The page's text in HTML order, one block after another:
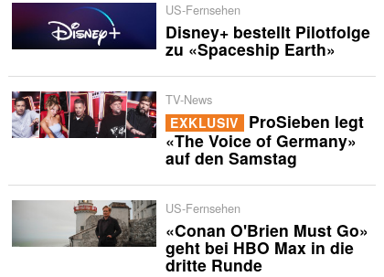
US-Fernsehen
Disney+ bestellt Pilotfolge
zu «Spaceship Earth»
TV-News
EXKLUSIV ProSieben legt
«The Voice of Germany»
auf den Samstag
US-Fernsehen
«Conan O'Brien Must Go»
geht bei HBO Max in die
dritte Runde